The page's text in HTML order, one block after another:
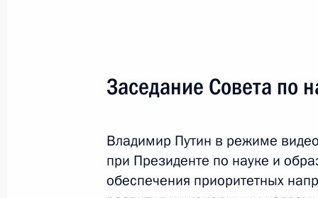
Лента событий
Заседание Совета по
Владимир Путин в режиме
при Президенте по науке и
обеспечения приоритетных